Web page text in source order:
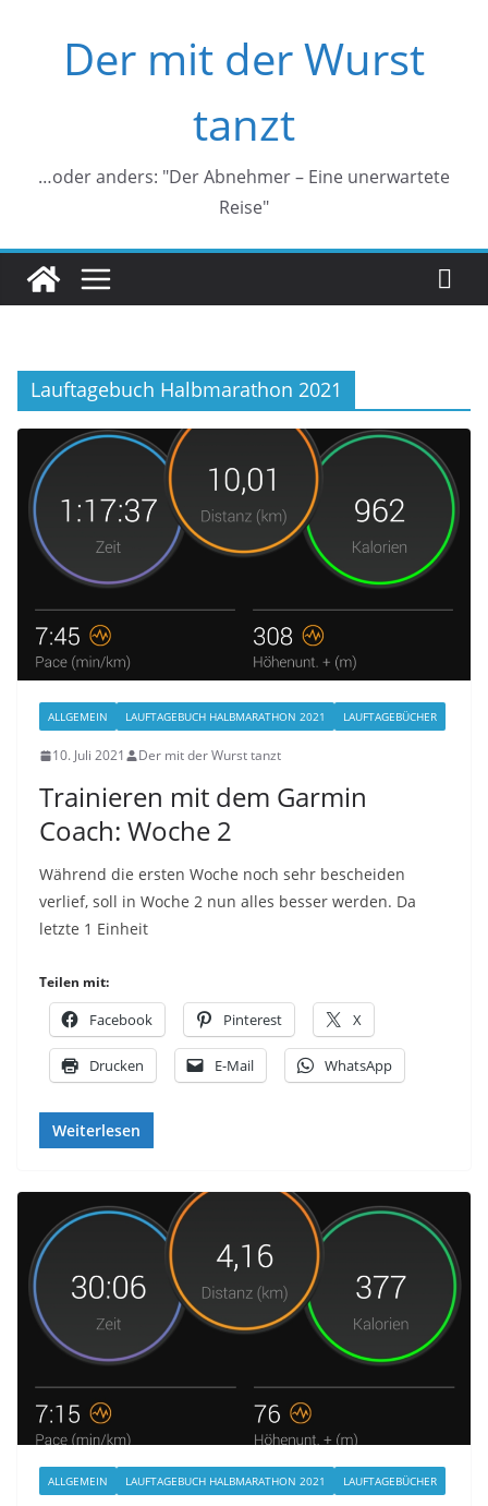
springenDer mit der Wurst
tanzt
…oder anders: "Der Abnehmer – Eine unerwartete
Reise"
Lauftagebuch Halbmarathon 2021
ALLGEMEIN LAUFTAGEBUCH HALBMARATHON 2021 LAUFTAGEBÜCHER
10. Juli 2021 Der mit der Wurst tanzt
Trainieren mit dem Garmin
Coach: Woche 2
Während die ersten Woche noch sehr bescheiden
verlief, soll in Woche 2 nun alles besser werden. Da
letzte 1 Einheit
Teilen mit:
Facebook Pinterest X
Drucken E-Mail WhatsApp
Weiterlesen
ALLGEMEIN LAUFTAGEBUCH HALBMARATHON 2021 LAUFTAGEBÜCHER